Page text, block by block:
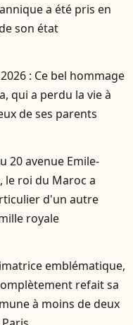
a été pris en
son état
: Ce bel hommage
qui a perdu la vie à
de ses parents
20 avenue Emile-
le roi du Maroc a
d'un autre
royale
emblématique,
refait sa
à moins de deux